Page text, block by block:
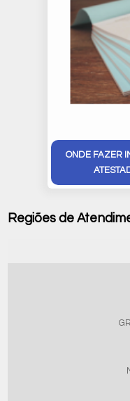
ONDE FAZER
Regiões de